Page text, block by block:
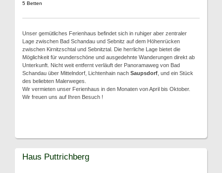
5 Betten
Unser gemütliches Ferienhaus befindet sich in ruhiger aber zentraler
Lage zwischen Bad Schandau und Sebnitz auf dem Höhenrücken
zwischen Kirnitzschtal und Sebnitztal. Die herrliche Lage bietet die
Möglichkeit für wunderschöne und ausgedehnte Wanderungen direkt ab
Unterkunft. Nicht weit entfernt verläuft der Panoramaweg von Bad
Schandau über Mittelndorf, Lichtenhain nach Saupsdorf , und ein Stück
des beliebten Malerweges.
Wir vermieten unser Ferienhaus in den Monaten von April bis Oktober.
Wir freuen uns auf Ihren Besuch !
Haus Puttrichberg